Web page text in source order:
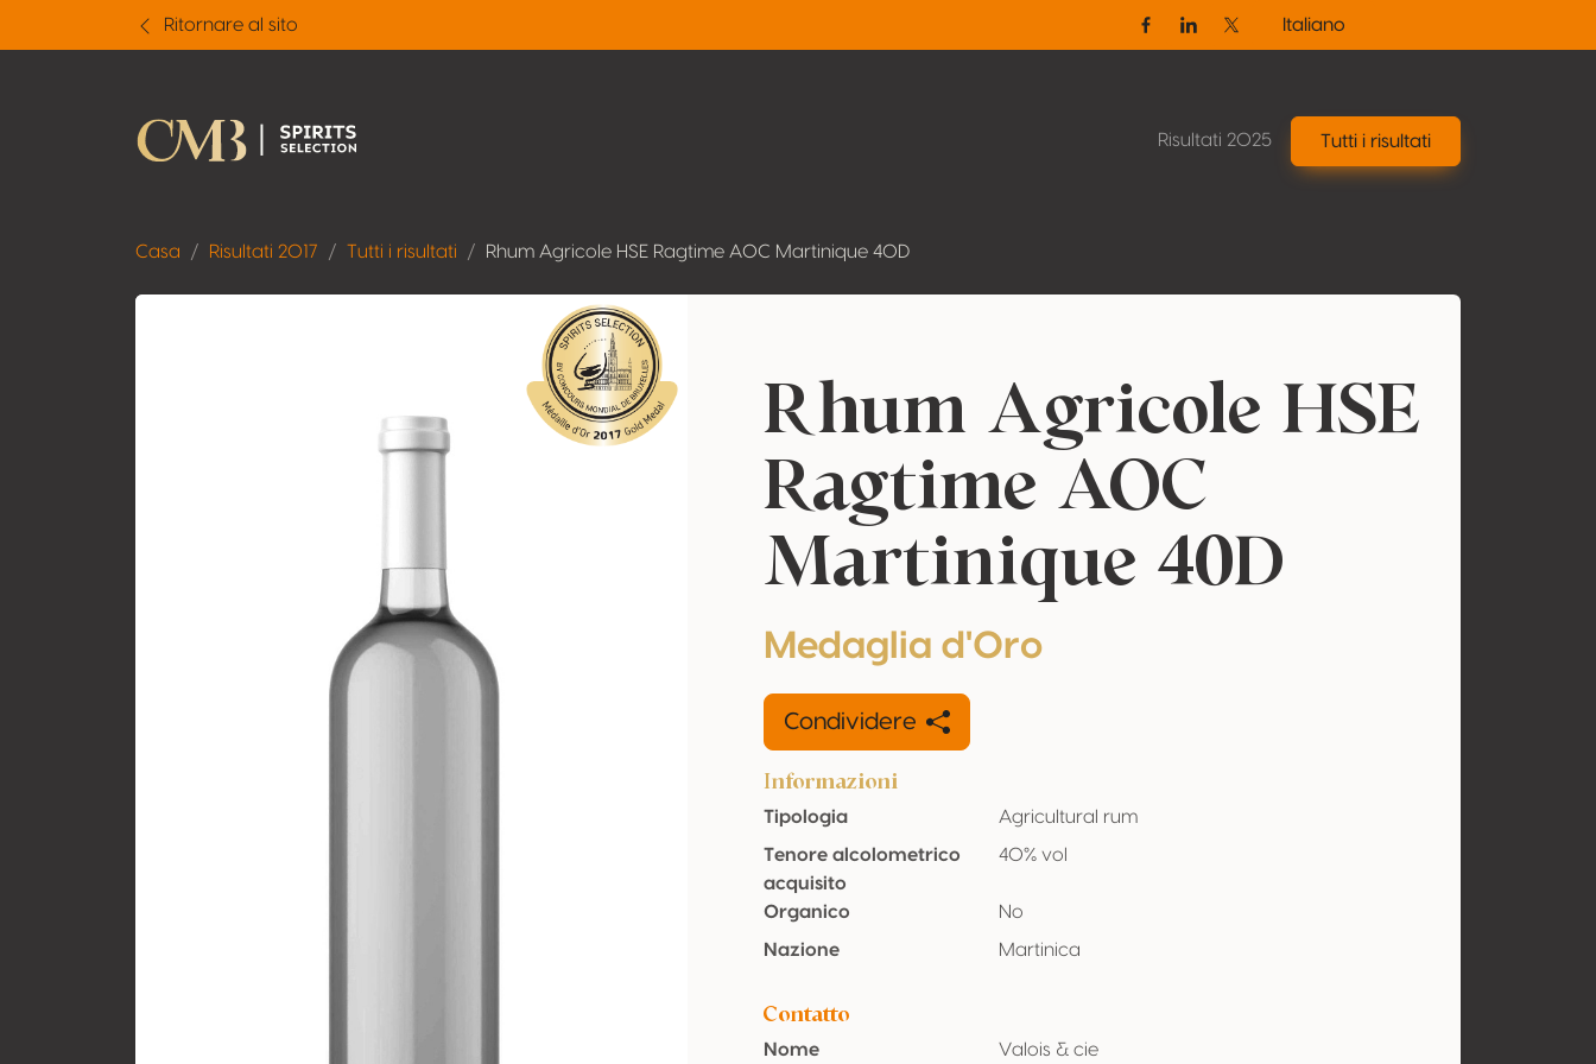
Ritornare al sito
FacebookLinkedinTwitter / X
Italiano
Risultati 2025 Tutti i risultati
Casa Risultati 2017 Tutti i risultati Rhum Agricole HSE Ragtime AOC Martinique 40D
Rhum Agricole HSE
Ragtime AOC
Martinique 40D
Medaglia d'Oro
Condividere
Informazioni
Tipologia
Agricultural rum
Tenore alcolometrico
acquisito
40% vol
Organico
No
Nazione
Martinica
Contatto
Nome Valois & cie